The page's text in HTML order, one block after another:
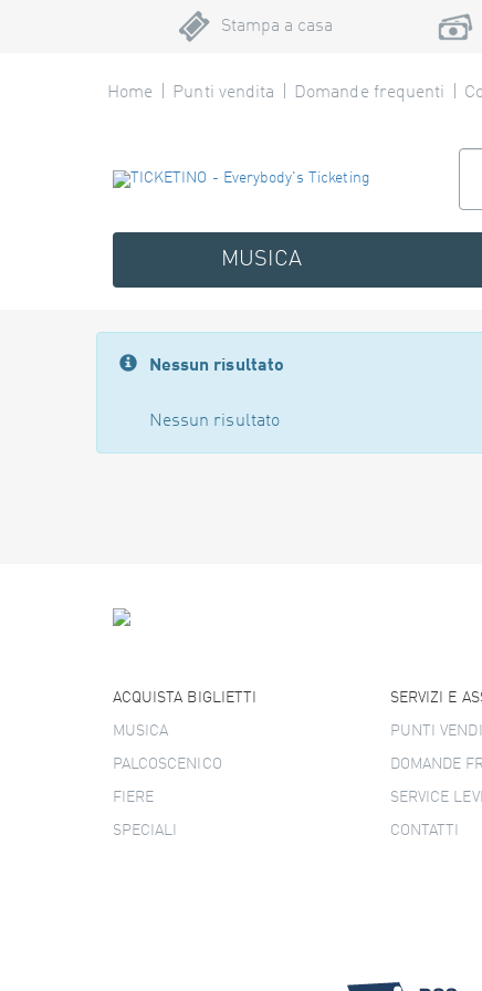
Stampa a casa
Home Punti vendita Domande frequenti
MUSICA
Nessun risultato
Nessun risultato
ACQUISTA BIGLIETTI
MUSICA
PALCOSCENICO
FIERE
SPECIALI
SERVIZI E
PUNTI
DOMANDE
SERVICE
CONTATTI